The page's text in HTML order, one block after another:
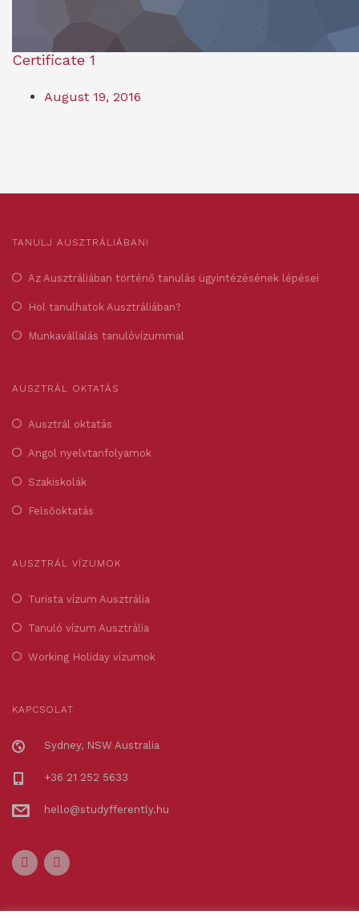
Certificate 1
August 19, 2016
TANULJ AUSZTRÁLIÁBAN!
Az Ausztráliában történő tanulás ügyintézésének lépései
Hol tanulhatok Ausztráliában?
Munkavállalás tanulóvízummal
AUSZTRÁL OKTATÁS
Ausztrál oktatás
Angol nyelvtanfolyamok
Szakiskolák
Felsőoktatás
AUSZTRÁL VÍZUMOK
Turista vízum Ausztrália
Tanuló vízum Ausztrália
Working Holiday vízumok
KAPCSOLAT
Sydney, NSW Australia
+36 21 252 5633
hello@studyfferently.hu